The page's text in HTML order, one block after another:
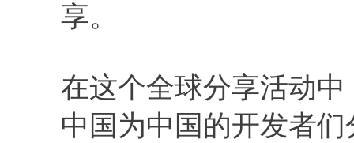
享。
在这个全球分享活动
中国为中国的开发者们